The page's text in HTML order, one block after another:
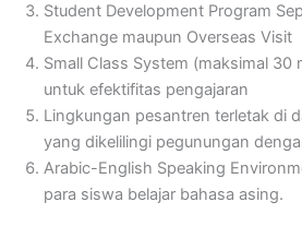
Student Development Program
Exchange maupun Overseas Visit
Small Class System (maksimal 30
untuk efektifitas pengajaran
Lingkungan pesantren terletak di
yang dikelilingi pegunungan
Arabic-English Speaking
para siswa belajar bahasa asing.